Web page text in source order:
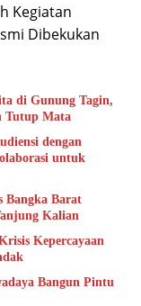
Kegiatan
Dibekukan
di Gunung Tagin,
Tutup Mata
dengan
untuk
Bangka Barat
Kalian
Kepercayaan
Bangun Pintu